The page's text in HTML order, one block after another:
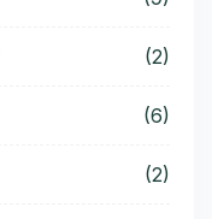
(2)
(6)
(2)